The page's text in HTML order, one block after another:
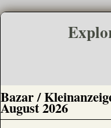
Bazar /
August 2026